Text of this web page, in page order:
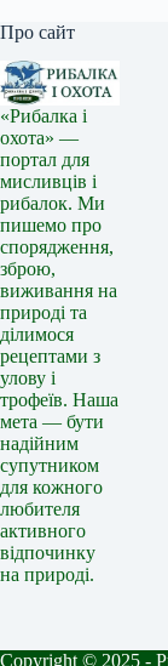
Про сайт
«Рибалка і
охота» —
портал для
мисливців і
рибалок. Ми
пишемо про
спорядження,
зброю,
виживання на
природі та
ділимося
рецептами з
улову і
трофеїв. Наша
мета — бути
надійним
супутником
для кожного
любителя
активного
відпочинку
на природі.
Copyright © 2025 -